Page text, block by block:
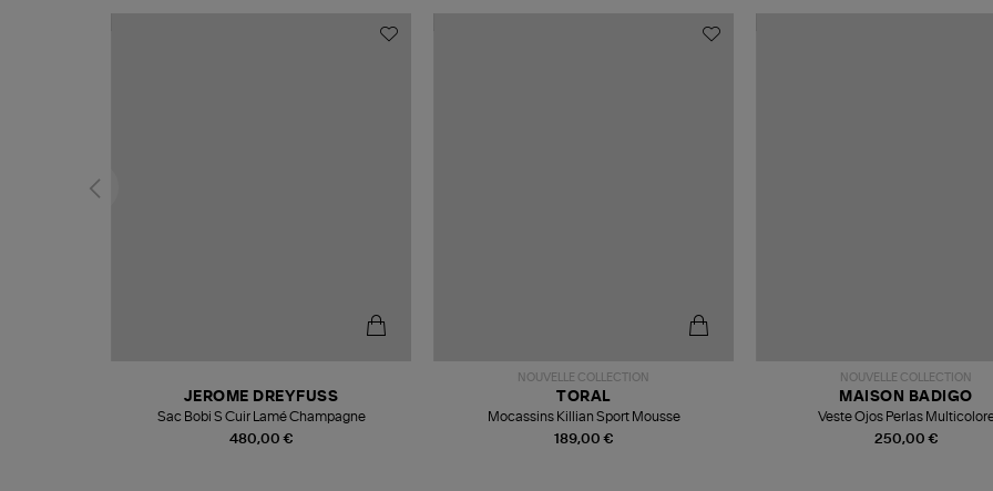
480,00 €
JEROME DREYFUSS
Sac Bobi S Cuir Lamé Champagne
NOUVELLE COLLECTION
189,00 €
TORAL
Mocassins Killian Sport Mousse
NOUVELLE COLLECTION
250,00 €
MAISON BADIGO
Veste Ojos Perlas